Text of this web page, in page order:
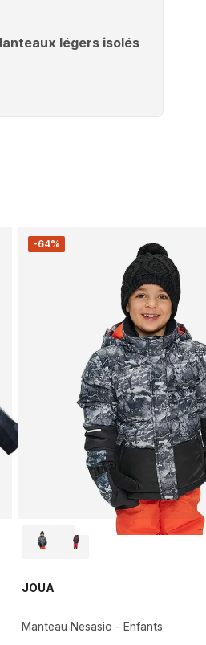
légers isolés
-64%
JOUA
Manteau Nesasio - Enfants